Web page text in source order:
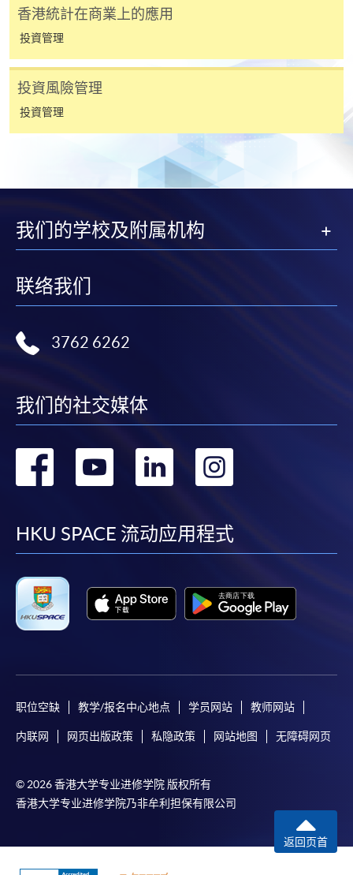
網上報名只支援「提早報讀優惠」。如需享用其他
統處理上為兩個不同的程序，成功付款並不保證成
功被獲取錄。任何不成功的申請，課程組職員將儘
快與 閣下聯絡。
申請人應注意，不論親身或網上報讀，相同的課
程/科目只可提交一次申請。
在網上報名過程中，付款成功後，網頁將顯示付款
子郵件帳戶。請保留確定回條作日後查詢用途。
如須甄選入學，則正式收據並不可作為 閣下已獲
取錄的證明。學院將在截止報名日期後儘快通知申
學費。
免責聲明
本學院為學院開設的其中一些課程提供在線服務的平台。雖然
本學院會力求在有關網頁上刊載的資訊正確和合時，但本學院
會保證下列各項：資訊並無侵犯版權，資訊可安全使用、資訊
本學院（包括其僱員及附屬機構）對你在網上付款而由下列原
因所導致的任何損失，一概不負責；上述原因包括：（1）由
付款銀行或獨立商戶因為付款的網關在處理付款的信用卡、付
（3）付款的網關在完成網上付款時出現的故障、失靈、或失
因，包括未獲授權進入、資料傳送的改動、任何非法行為等。
以上中文本純作參考之用，如內容與英文版本有任何歧義，一
切以英文版本為準。
香港統計在商業上的應用
投資管理
投資風險管理
投資管理
我们的学校及附属机构
联络我们
3762 6262
我们的社交媒体
转
facebook
转
youtube
转
linkedin
HKU SPACE 流动应用程式
职位空缺 教学/报名中心地点 学员网站 教师网站
内联网 网页出版政策 私隐政策 网站地图 无障碍网页
© 2026 香港大学专业进修学院 版权所有
香港大学专业进修学院乃非牟利担保有限公司
返回页首